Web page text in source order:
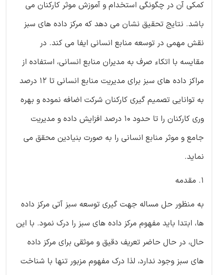
کمکی آن در چگونگی استخدام و آموزش موثر کارکنان می
باشد. نتایج تحقیق نشان می دهد که مرکز داده های سبز
نقش مهمی در توسعه منابع انسانی ایفا می کند. در
مقایسه با اتکاء صرف به مدیران منابع انسانی، استفاده از
مراکز داده های سبز برای مدیریت منابع انسانی تا ۱۲ درصد
به توانایی تصمیم گیری کارکنان شرکت اضافه نموده و بهره
وری کارکنان را تا حدود ۱۰ درصد افزایش داده و مدیریت
جامع و موثر منابع انسانی را به صورت بنیادین محقق می
نماید.
۱. مقدمه
به منظور حل مساله جهت گیری توسعه سبز آتی مرکز داده
ها، ابتدا باید مفهوم مرکز داده های سبز را درک نمود. با این
حال، در حال حاضر تعریف دقیق و موثقی برای مرکز داده
های سبز وجود ندارد، لذا درک مفهوم مزبور تنها با شناخت